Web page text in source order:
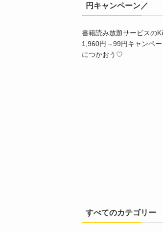
円キャンペーン／
書籍読み放題サービスの
1,960円→99円キャンペ
につかおう♡
すべてのカテゴリー